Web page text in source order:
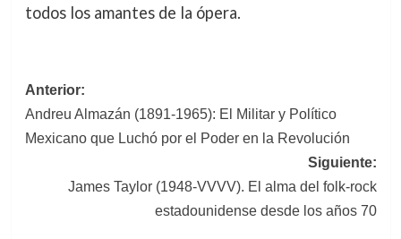
todos los amantes de la ópera.
Navegación
de
entradas
Anterior:
Andreu Almazán (1891-1965): El Militar y Político
Mexicano que Luchó por el Poder en la Revolución
Siguiente:
James Taylor (1948-VVVV). El alma del folk-rock
estadounidense desde los años 70